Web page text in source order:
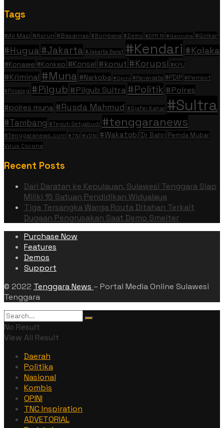
Tags
#Ali Mazi #Asrun #Basarnas #Bombana #Demo #DPR RI #Gerindra #Golkar
#Hugua #Jakarta #Jakarta Barat #Kendari #Kolaka
#Konawe #Konkep #Konsel #konut #Korupsi #KPU
#Kriminal #Muna #Narkoba #Opini #Pariwisata #PDIP #Pemkot
#Pilcaleg #Pilgub #Pilgub Sultra #Politik #Polres
#polres muna #Rusda Mahmud #Sjafei Kahar #Sultra
#Tambang #Teguh Setyabudi #tenggaranews
#Tenggaranews.com #TNI #VDNI #Wakatobi Dr Bahri Pemda Mubar
Virus Corona
Recent Posts
Dari Daratan ke Kepulauan, Sulawesi Tenggara Siap
Miliki 15 Satuan Pendidikan Widyalaya
Tiga Tersangka Warga Routa Ditahan Terkait
Dugaan Pengrusakan Saat Demo Smelter
Purchase Now
Features
Demos
Support
© 2022 Tenggara News – Portal Media Online Sulawesi
Tenggara
No Result
View All Result
Daerah
Politika
Nasional
Kombis
OPINI
TNC Inspiration
ADVETORIAL